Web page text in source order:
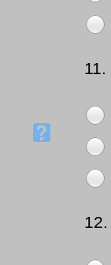
11.
12.